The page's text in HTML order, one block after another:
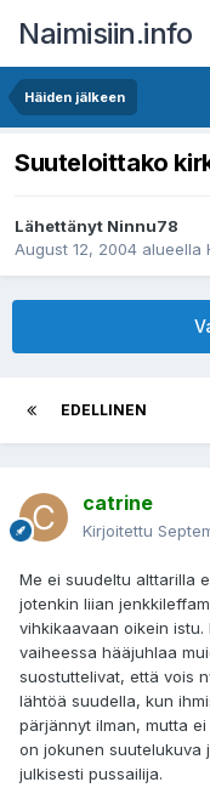
Naimisiin.info
Häiden jälkeen
Suuteloittako
Lähettänyt Ninnu78
August 12, 2004 alueella
EDELLINEN
catrine
Kirjoitettu
Me ei suudeltu alttarilla
jotenkin liian
vihkikaavaan oikein
vaiheessa hääjuhlaa
suostuttelivat, että vois
lähtöä suudella, kun
pärjännyt ilman, mutta
on jokunen suutelukuva
julkisesti pussailija.